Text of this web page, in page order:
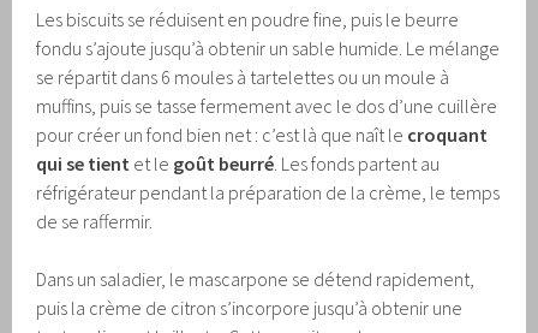
Les biscuits se réduisent en poudre fine, puis le beurre
fondu s’ajoute jusqu’à obtenir un sable humide. Le mélange
se répartit dans 6 moules à tartelettes ou un moule à
muffins, puis se tasse fermement avec le dos d’une cuillère
pour créer un fond bien net : c’est là que naît le croquant
qui se tient et le goût beurré . Les fonds partent au
réfrigérateur pendant la préparation de la crème, le temps
de se raffermir.
Dans un saladier, le mascarpone se détend rapidement,
puis la crème de citron s’incorpore jusqu’à obtenir une